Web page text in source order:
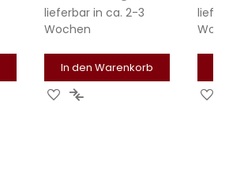
lieferbar in ca. 2-3
Wochen
In den Warenkorb
Zur Zur